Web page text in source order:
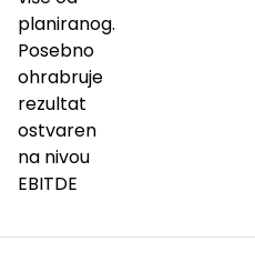
planiranog.
Posebno
ohrabruje
rezultat
ostvaren
na nivou
EBITDE